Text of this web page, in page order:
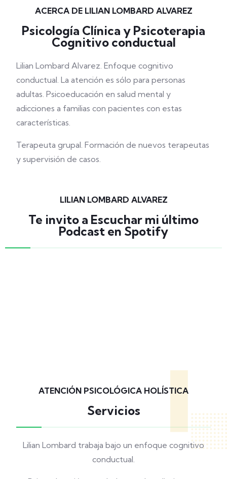
ACERCA DE LILIAN LOMBARD ALVAREZ
Psicología Clínica y Psicoterapia
Cognitivo conductual
Lilian Lombard Alvarez. Enfoque cognitivo
conductual. La atención es sólo para personas
adultas. Psicoeducación en salud mental y
adicciones a familias con pacientes con estas
características.
Terapeuta grupal. Formación de nuevos terapeutas
y supervisión de casos.
LILIAN LOMBARD ALVAREZ
Te invito a Escuchar mi último
Podcast en Spotify
ATENCIÓN PSICOLÓGICA HOLÍSTICA
Servicios
Lilian Lombard trabaja bajo un enfoque cognitivo
conductual.